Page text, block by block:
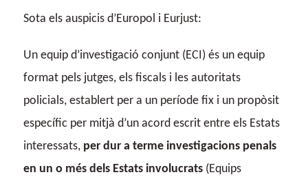
Sota els auspicis d’Europol i Eurjust:
Un equip d’investigació conjunt (ECI) és un equip
format pels jutges, els fiscals i les autoritats
policials, establert per a un període fix i un propòsit
específic per mitjà d’un acord escrit entre els Estats
interessats, per dur a terme investigacions penals
en un o més dels Estats involucrats(Equips